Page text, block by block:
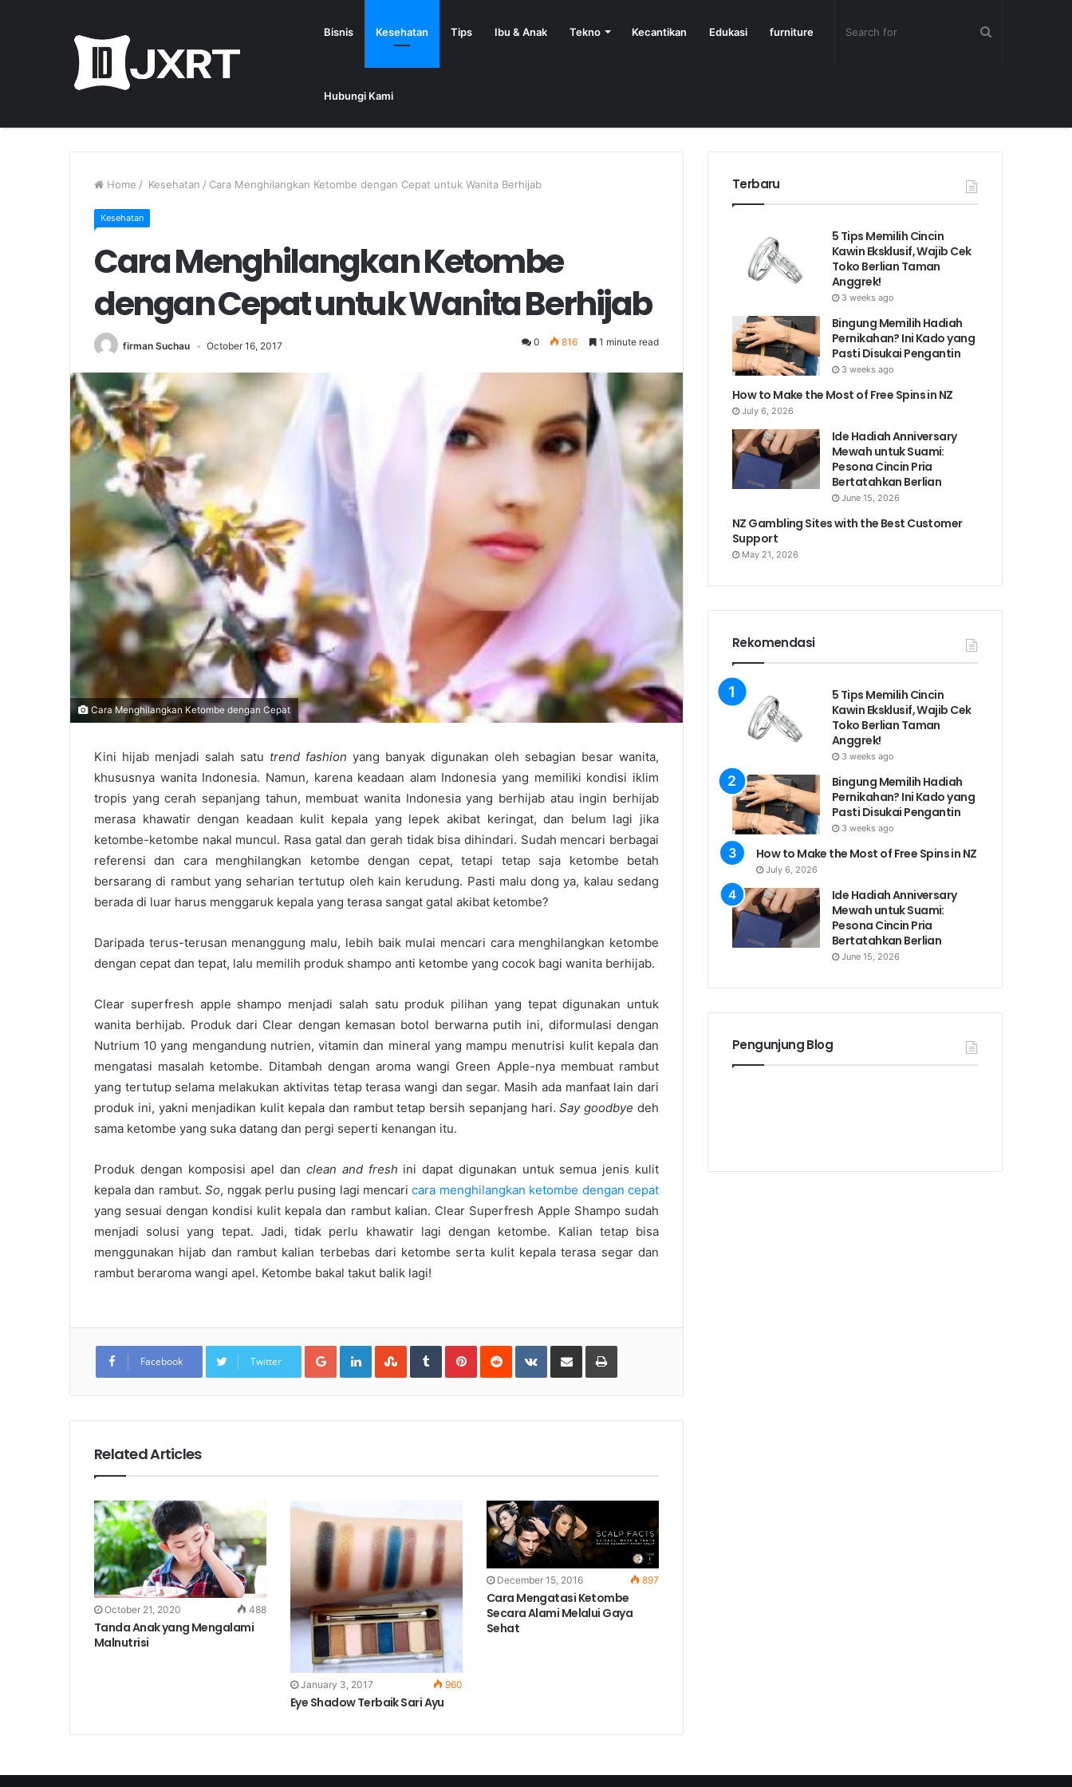
Bisnis Kesehatan Tips Ibu & Anak Tekno Kecantikan Edukasi furniture
Hubungi Kami
Home / Kesehatan / Cara Menghilangkan Ketombe dengan Cepat untuk Wanita Berhijab
Kesehatan
Cara Menghilangkan Ketombe
dengan Cepat untuk Wanita Berhijab
firman Suchau October 16, 2017 0 816 1 minute read
Cara Menghilangkan Ketombe dengan Cepat
Kini hijab menjadi salah satu trend fashion yang banyak digunakan oleh sebagian besar wanita,
khususnya wanita Indonesia. Namun, karena keadaan alam Indonesia yang memiliki kondisi iklim
tropis yang cerah sepanjang tahun, membuat wanita Indonesia yang berhijab atau ingin berhijab
merasa khawatir dengan keadaan kulit kepala yang lepek akibat keringat, dan belum lagi jika
ketombe-ketombe nakal muncul. Rasa gatal dan gerah tidak bisa dihindari. Sudah mencari berbagai
referensi dan cara menghilangkan ketombe dengan cepat, tetapi tetap saja ketombe betah
bersarang di rambut yang seharian tertutup oleh kain kerudung. Pasti malu dong ya, kalau sedang
berada di luar harus menggaruk kepala yang terasa sangat gatal akibat ketombe?
Daripada terus-terusan menanggung malu, lebih baik mulai mencari cara menghilangkan ketombe
dengan cepat dan tepat, lalu memilih produk shampo anti ketombe yang cocok bagi wanita berhijab.
Clear superfresh apple shampo menjadi salah satu produk pilihan yang tepat digunakan untuk
wanita berhijab. Produk dari Clear dengan kemasan botol berwarna putih ini, diformulasi dengan
Nutrium 10 yang mengandung nutrien, vitamin dan mineral yang mampu menutrisi kulit kepala dan
mengatasi masalah ketombe. Ditambah dengan aroma wangi Green Apple-nya membuat rambut
yang tertutup selama melakukan aktivitas tetap terasa wangi dan segar. Masih ada manfaat lain dari
produk ini, yakni menjadikan kulit kepala dan rambut tetap bersih sepanjang hari.Say goodbye deh
sama ketombe yang suka datang dan pergi seperti kenangan itu.
Produk dengan komposisi apel dan clean and fresh ini dapat digunakan untuk semua jenis kulit
kepala dan rambut.So, nggak perlu pusing lagi mencaricara menghilangkan ketombe dengan cepat
yang sesuai dengan kondisi kulit kepala dan rambut kalian. Clear Superfresh Apple Shampo sudah
menjadi solusi yang tepat. Jadi, tidak perlu khawatir lagi dengan ketombe. Kalian tetap bisa
menggunakan hijab dan rambut kalian terbebas dari ketombe serta kulit kepala terasa segar dan
rambut beraroma wangi apel. Ketombe bakal takut balik lagi!
Facebook Twitter
Google+LinkedInStumbleUpon
TumblrPinterestReddit VKontakteShare
Email
Print
Related Articles
October 21, 2020 488
Tanda Anak yang Mengalami
Malnutrisi
January 3, 2017 960
Eye Shadow Terbaik Sari Ayu
December 15, 2016 897
Cara Mengatasi Ketombe
Secara Alami Melalui Gaya
Sehat
Terbaru
5 Tips Memilih Cincin
Kawin Eksklusif, Wajib Cek
Toko Berlian Taman
Anggrek!
3 weeks ago
Bingung Memilih Hadiah
Pernikahan? Ini Kado yang
Pasti Disukai Pengantin
3 weeks ago
How to Make the Most of Free Spins in NZ
July 6, 2026
Ide Hadiah Anniversary
Mewah untuk Suami:
Pesona Cincin Pria
Bertatahkan Berlian
June 15, 2026
NZ Gambling Sites with the Best Customer
Support
May 21, 2026
Rekomendasi
5 Tips Memilih Cincin
Kawin Eksklusif, Wajib Cek
Toko Berlian Taman
Anggrek!
3 weeks ago
Bingung Memilih Hadiah
Pernikahan? Ini Kado yang
Pasti Disukai Pengantin
3 weeks ago
How to Make the Most of Free Spins in NZ
July 6, 2026
Ide Hadiah Anniversary
Mewah untuk Suami:
Pesona Cincin Pria
Bertatahkan Berlian
June 15, 2026
Pengunjung Blog